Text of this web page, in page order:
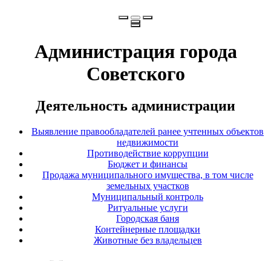
Администрация города
Советского
Деятельность администрации
Выявление правообладателей ранее учтенных объектов
недвижимости
Противодействие коррупции
Бюджет и финансы
Продажа муниципального имущества, в том числе
земельных участков
Муниципальный контроль
Ритуальные услуги
Городская баня
Контейнерные площадки
Животные без владельцев